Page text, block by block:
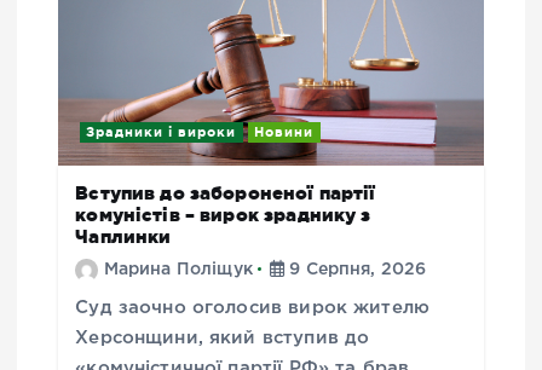
Зрадники і вироки Новини
Вступив до забороненої партії
комуністів – вирок зраднику з
Чаплинки
Марина Поліщук 9 Серпня, 2026
Суд заочно оголосив вирок жителю
Херсонщини, який вступив до